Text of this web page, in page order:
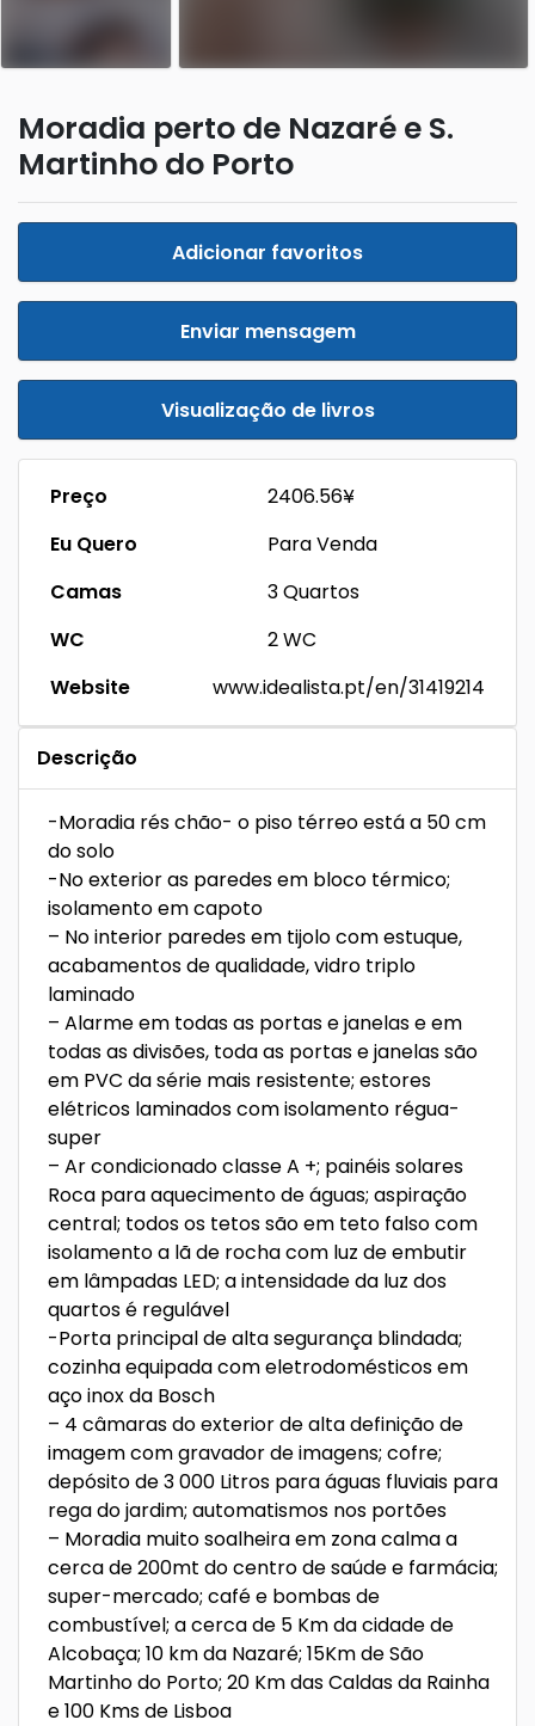
Moradia perto de Nazaré e S.
Martinho do Porto
Adicionar favoritos
Enviar mensagem
Visualização de livros
Preço
2406.56¥
Eu Quero
Para Venda
Camas
3 Quartos
WC
2 WC
Website
www.idealista.pt/en/31419214
Descrição
-Moradia rés chão- o piso térreo está a 50 cm
do solo
-No exterior as paredes em bloco térmico;
isolamento em capoto
– No interior paredes em tijolo com estuque,
acabamentos de qualidade, vidro triplo
laminado
– Alarme em todas as portas e janelas e em
todas as divisões, toda as portas e janelas são
em PVC da série mais resistente; estores
elétricos laminados com isolamento régua-
super
– Ar condicionado classe A +; painéis solares
Roca para aquecimento de águas; aspiração
central; todos os tetos são em teto falso com
isolamento a lã de rocha com luz de embutir
em lâmpadas LED; a intensidade da luz dos
quartos é regulável
-Porta principal de alta segurança blindada;
cozinha equipada com eletrodomésticos em
aço inox da Bosch
– 4 câmaras do exterior de alta definição de
imagem com gravador de imagens; cofre;
depósito de 3 000 Litros para águas fluviais para
rega do jardim; automatismos nos portões
– Moradia muito soalheira em zona calma a
cerca de 200mt do centro de saúde e farmácia;
super-mercado; café e bombas de
combustível; a cerca de 5 Km da cidade de
Alcobaça; 10 km da Nazaré; 15Km de São
Martinho do Porto; 20 Km das Caldas da Rainha
e 100 Kms de Lisboa